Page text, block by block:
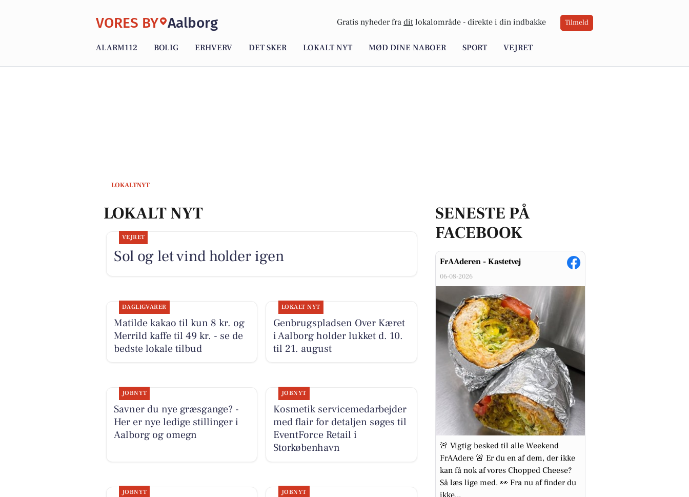
VORES BY Aalborg Gratis nyheder fra dit lokalområde - direkte i din indbakke Tilmeld
ALARM112 BOLIG ERHVERV DET SKER LOKALT NYT MØD DINE NABOER SPORT VEJRET
LOKALTNYT
SENESTE PÅ
FACEBOOK
FrAAderen - Kastetvej
06-08-2026
🚨 Vigtig besked til alle Weekend
FrAAdere 🚨 Er du en af dem, der ikke
kan få nok af vores Chopped Cheese?
Så læs lige med. 👀 Fra nu af finder du
LOKALT NYT
VEJRET
Sol og let vind holder igen
DAGLIGVARER
Matilde kakao til kun 8 kr. og
Merrild kaffe til 49 kr. - se de
bedste lokale tilbud
LOKALT NYT
Genbrugspladsen Over Kæret
i Aalborg holder lukket d. 10.
til 21. august
JOBNYT
Savner du nye græsgange? -
Her er nye ledige stillinger i
Aalborg og omegn
JOBNYT
Kosmetik servicemedarbejder
med flair for detaljen søges til
EventForce Retail i
Storkøbenhavn
JOBNYT JOBNYT